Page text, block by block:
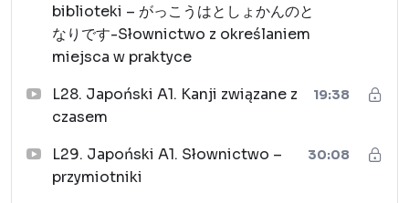
biblioteki – がっこうはとしょかんのと
なりです-Słownictwo z określaniem
miejsca w praktyce
L28. Japoński A1. Kanji związane z
czasem
19:38
L29. Japoński A1. Słownictwo –
przymiotniki
30:08